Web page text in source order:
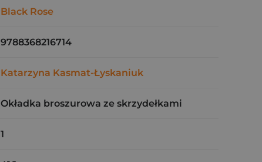
Black Rose
9788368216714
Katarzyna Kasmat-Łyskaniuk
Okładka broszurowa ze skrzydełkami
1